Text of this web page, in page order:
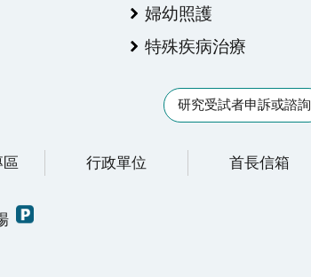
婦幼照護
特殊疾病治療
研究受試者申訴或諮詢
行政單位 首長信箱